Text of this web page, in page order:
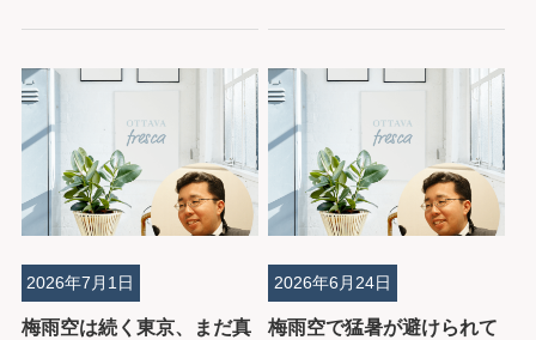
梅雨空は続く東京、まだ真
2026年7月1日
梅雨空で猛暑が避けられて
2026年6月24日